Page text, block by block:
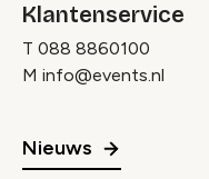
Klantenservice
T 088 8860100
M info@events.nl
Nieuws